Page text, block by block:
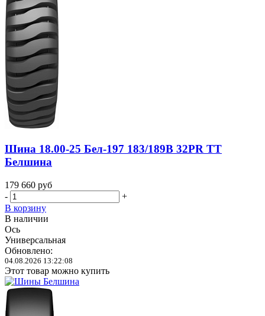
Шина 18.00-25 Бел-197 183/189B 32PR TT
Белшина
179 660 руб
-
+
В корзину
В наличии
Ось
Универсальная
Обновлено:
04.08.2026 13:22:08
Этот товар можно купить